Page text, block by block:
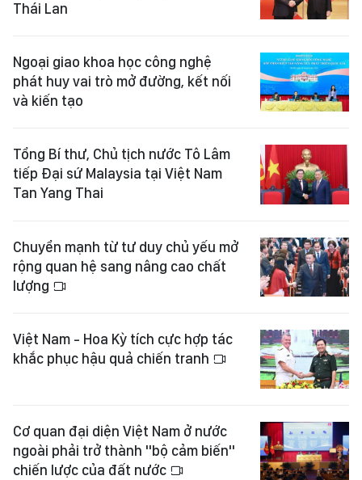
Thái Lan
Ngoại giao khoa học công nghệ
phát huy vai trò mở đường, kết nối
và kiến tạo
Tổng Bí thư, Chủ tịch nước Tô Lâm
tiếp Đại sứ Malaysia tại Việt Nam
Tan Yang Thai
Chuyển mạnh từ tư duy chủ yếu mở
rộng quan hệ sang nâng cao chất
lượng
Việt Nam - Hoa Kỳ tích cực hợp tác
khắc phục hậu quả chiến tranh
Cơ quan đại diện Việt Nam ở nước
ngoài phải trở thành "bộ cảm biến"
chiến lược của đất nước